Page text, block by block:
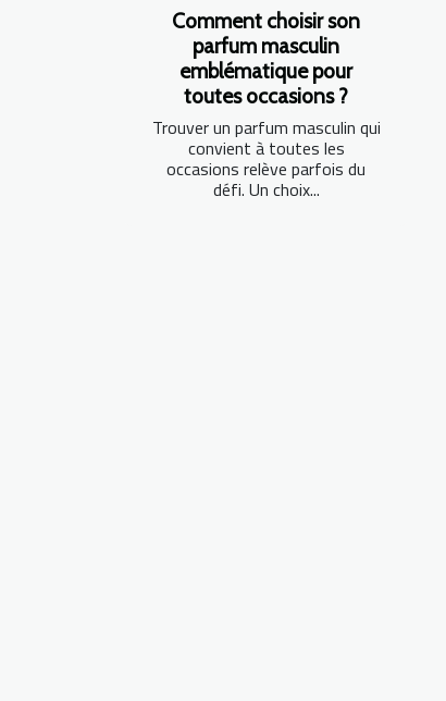
Comment choisir son
parfum masculin
emblématique pour
toutes occasions ?
Trouver un parfum masculin qui
convient à toutes les
occasions relève parfois du
défi. Un choix...